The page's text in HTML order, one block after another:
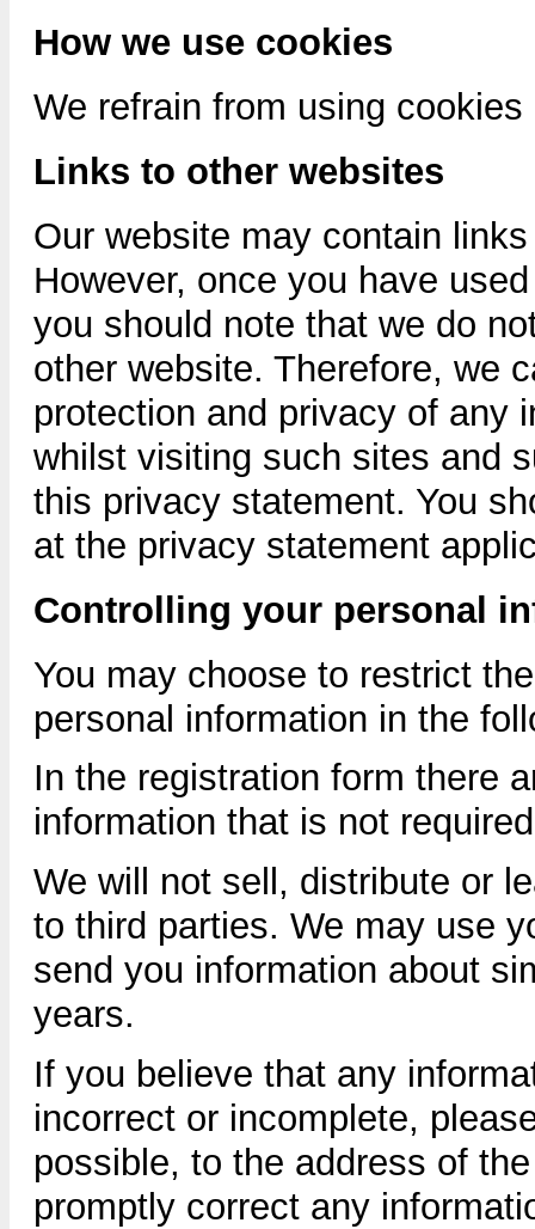
How we use cookies
We refrain from using
Links to other websites
Our website may contain
However, once you have
you should note that we do
other website. Therefore, we
protection and privacy of any
whilst visiting such sites and
this privacy statement. You
at the privacy statement
Controlling your personal
You may choose to restrict
personal information in the
In the registration form there
information that is not
We will not sell, distribute or
to third parties. We may use
send you information about
years.
If you believe that any
incorrect or incomplete,
possible, to the address of
promptly correct any